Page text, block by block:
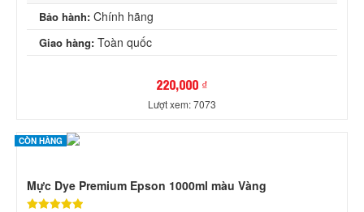
Bảo hành: Chính hãng
Giao hàng: Toàn quốc
220,000 ₫
Lượt xem: 7073
CÒN HÀNG
Mực Dye Premium Epson 1000ml màu Vàng